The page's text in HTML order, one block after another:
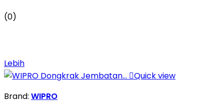
(0)
Lebih
Quick view
Brand: WIPRO